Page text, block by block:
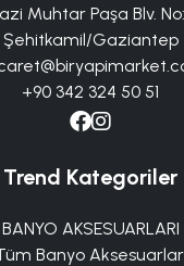
Muhtar Paşa Blv.
Şehitkamil/Gaziantep
+90 342 324 50 51
Trend Kategoriler
BANYO AKSESUARLARI
Banyo